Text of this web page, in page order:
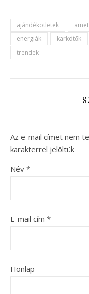
ajándékötletek
energiák
karkötők
trendek
Az e-mail címet nem
karakterrel jelöltük
Név *
E-mail cím *
Honlap